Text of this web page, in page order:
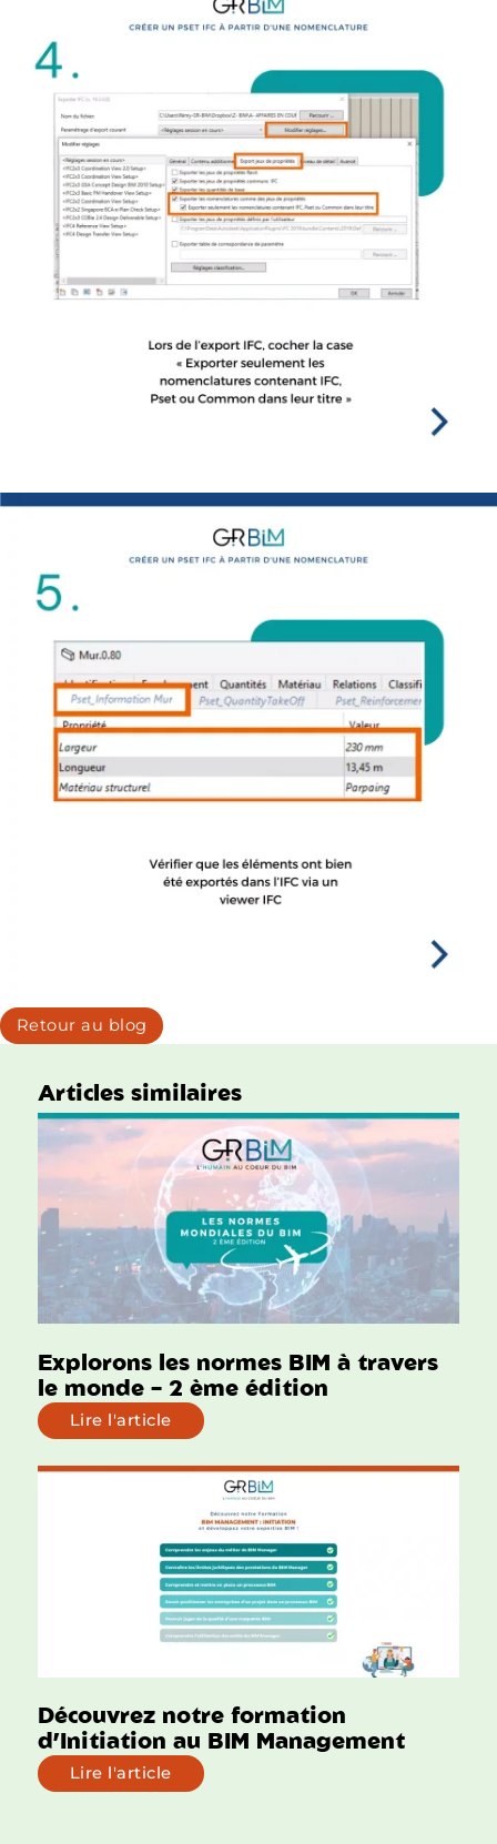
Retour au blog
Articles similaires
Explorons les normes BIM à travers
le monde – 2 ème édition
Lire l'article
Découvrez notre formation
d’Initiation au BIM Management
Lire l'article